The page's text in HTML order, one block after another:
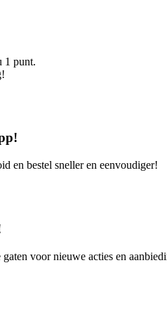
1 punt.
en bestel sneller en eenvoudiger!
voor nieuwe acties en